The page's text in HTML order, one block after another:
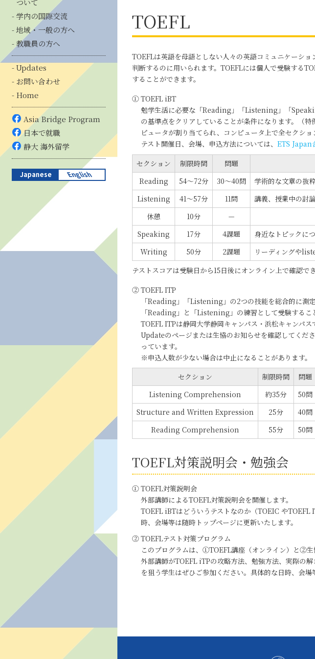
ついて
学内の国際交流
地域・一般の方へ
教職員の方へ
Updates
お問い合わせ
Home
Asia Bridge Program
日本で就職
静大 海外留学
Japanese English
TOEFL
TOEFLは英語を母語としない人々の英語コミュニケーシ
判断するのに用いられます。TOEFLには個人で受験する
することができます。
① TOEFL iBT
勉学生活に必要な「Reading」「Listening」「
の基準点をクリアしていることが条件になります。（
ピュータが割り当てられ、コンピュータ上で全セクショ
テスト開催日、会場、申込方法については、ETS Japan
セクション
制限時間 問題
Reading
54～72分 30～40問
学術的な文章の抜
Listening
41～57分 11問
講義、授業中の討
休憩
10分 —
Speaking
17分 4課題
身近なトピックに
Writing
50分 2課題
リーディングや
テストスコアは受験日から15日後にオンライン上で確認で
② TOEFL ITP
「Reading」「Listening」の2つの技能を総合的に測
「Reading」と「Listening」の練習として受験するこ
TOEFL ITPは静岡大学静岡キャンパス・浜松キャンパス
Updateのページまたは生協のお知らせを確認してくだ
っています。
※申込人数が少ない場合は中止になることがあります。
セクション
制限時間
問題
Listening Comprehension
約35分
50問
Structure and Written Expression
25分
40問
Reading Comprehension
55分 50問
TOEFL対策説明会・勉強会
① TOEFL対策説明会
外部講師によるTOEFL対策説明会を開催します。
TOEFL iBTはどういうテストなのか（TOEIC やTOEFL
時、会場等は随時トップページに更新いたします。
② TOEFLテスト対策プログラム
このプログラムは、①TOEFL講座（オンライン）と②生
外部講師がTOEFL iTPの攻略方法、勉強方法、実際の
を狙う学生はぜひご参加ください。具体的な日時、会場